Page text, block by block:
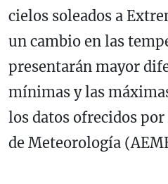
cielos soleados a
un cambio en las
presentarán mayor
mínimas y las
los datos ofrecidos por
de Meteorología